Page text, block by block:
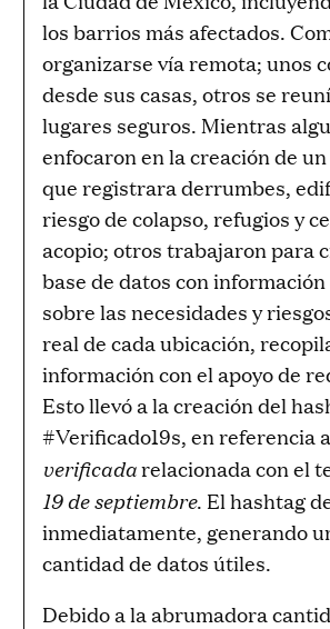
los barrios más afectados.
organizarse vía remota; unos
desde sus casas, otros se
lugares seguros. Mientras
enfocaron en la creación de
que registrara derrumbes,
riesgo de colapso, refugios y
acopio; otros trabajaron para
base de datos con
sobre las necesidades y
real de cada ubicación,
información con el apoyo de
Esto llevó a la creación del
#Verificado19s, en referencia
verificadarelacionada con el
19 de septiembre. El hashtag
inmediatamente, generando
cantidad de datos útiles.
Debido a la abrumadora